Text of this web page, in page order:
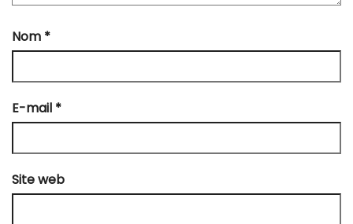
Nom *
E-mail *
Site web